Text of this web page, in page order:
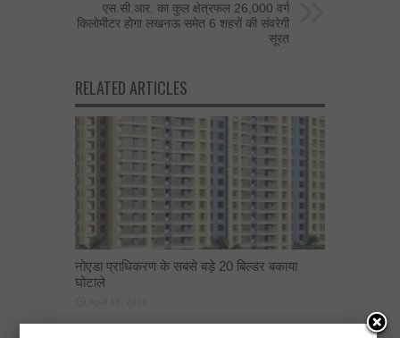
एस.सी.आर. का कुल क्षेत्रफल 26,000 वर्ग
किलोमीटर होगा लखनऊ समेत 6 शहरों की संवरेगी
सूरत
RELATED ARTICLES
नोएडा प्राधिकरण के सबसे बड़े 20 बिल्डर बकाया
घोटाले